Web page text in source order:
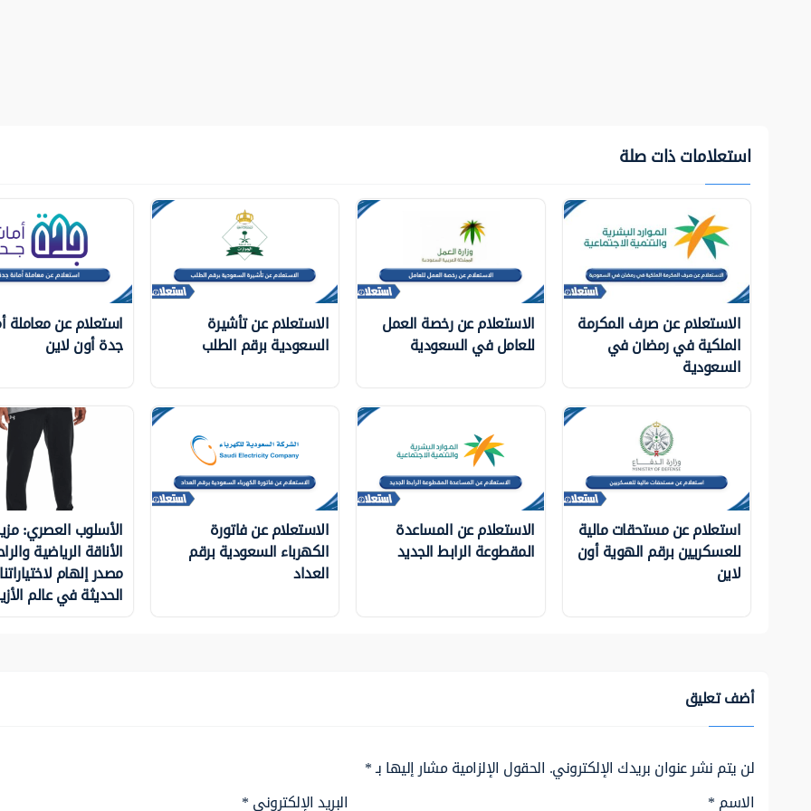
استعلامات ذات صلة
الاستعلام عن صرف المكرمة
الملكية في رمضان في
السعودية
الاستعلام عن رخصة العمل
للعامل في السعودية
الاستعلام عن تأشيرة
السعودية برقم الطلب
استعلام عن معاملة
جدة أون لاين
استعلام عن مستحقات مالية
للعسكريين برقم الهوية أون
لاين
الاستعلام عن المساعدة
المقطوعة الرابط الجديد
الاستعلام عن فاتورة
الكهرباء السعودية برقم
العداد
الأسلوب العصري:
الأناقة الرياضية
مصدر إلهام لاختياراتنا
الحديثة في عالم
أضف تعليق
لن يتم نشر عنوان بريدك الإلكتروني. الحقول الإلزامية مشار إليها بـ*
الاسم* البريد الإلكتروني*